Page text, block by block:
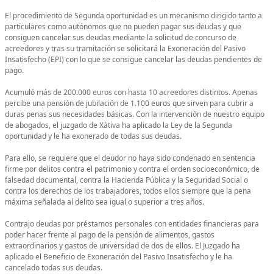
El procedimiento de Segunda oportunidad es un mecanismo dirigido tanto a
particulares como autónomos que no pueden pagar sus deudas y que
consiguen cancelar sus deudas mediante la solicitud de concurso de
acreedores y tras su tramitación se solicitará la Exoneración del Pasivo
Insatisfecho (EPI) con lo que se consigue cancelar las deudas pendientes de
pago.
Acumuló más de 200.000 euros con hasta 10 acreedores distintos. Apenas
percibe una pensión de jubilación de 1.100 euros que sirven para cubrir a
duras penas sus necesidades básicas. Con la intervención de nuestro equipo
de abogados, el juzgado de Xàtiva ha aplicado la Ley de la Segunda
oportunidad y le ha exonerado de todas sus deudas.
Para ello, se requiere que el deudor no haya sido condenado en sentencia
firme por delitos contra el patrimonio y contra el orden socioeconómico, de
falsedad documental, contra la Hacienda Pública y la Seguridad Social o
contra los derechos de los trabajadores, todos ellos siempre que la pena
máxima señalada al delito sea igual o superior a tres años.
Contrajo deudas por préstamos personales con entidades financieras para
poder hacer frente al pago de la pensión de alimentos, gastos
extraordinarios y gastos de universidad de dos de ellos. El Juzgado ha
aplicado el Beneficio de Exoneración del Pasivo Insatisfecho y le ha
cancelado todas sus deudas.